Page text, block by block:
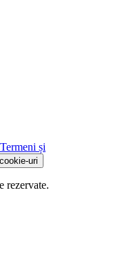
Termeni și
uri
rezervate.